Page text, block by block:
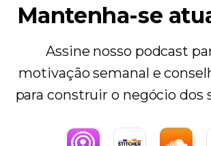
Mantenha-se
Assine nosso podcast
motivação semanal e
para construir o negócio dos